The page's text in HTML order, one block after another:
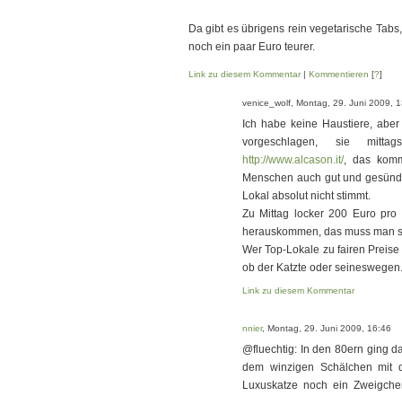
Da gibt es übrigens rein vegetarische
noch ein paar Euro teurer.
Link zu diesem Kommentar| Kommentieren [?]
venice_wolf, Montag, 29. Juni 2009,
Ich habe keine Haustiere,
vorgeschlagen, sie
http://www.alcason.it/, das
Menschen auch gut und
Lokal absolut nicht stimmt.
Zu Mittag locker 200 Euro pro
herauskommen, das muss man
Wer Top-Lokale zu fairen
ob der Katzte oder seineswegen.
Link zu diesem Kommentar
nnier, Montag, 29. Juni 2009, 16:46
@fluechtig: In den 80ern ging
dem winzigen Schälchen mit
Luxuskatze noch ein